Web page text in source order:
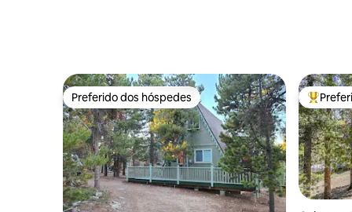
Preferido dos hóspedes
Preferido dos hóspedes Entre